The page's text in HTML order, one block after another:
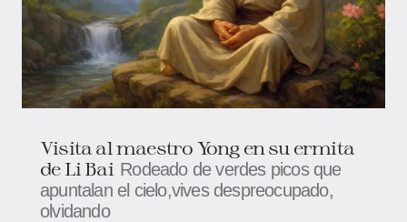
Visita al maestro Yong en su ermita
de Li Bai Rodeado de verdes picos que
apuntalan el cielo,vives despreocupado,
olvidando